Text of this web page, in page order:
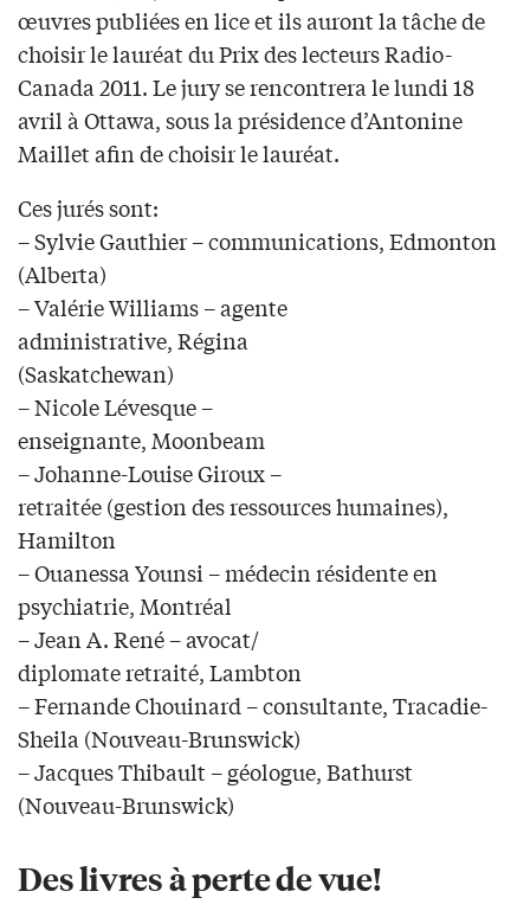
œuvres publiées en lice et ils auront la tâche de
choisir le lauréat du Prix des lecteurs Radio-
Canada 2011. Le jury se rencontrera le lundi 18
avril à Ottawa, sous la présidence d’Antonine
Maillet afin de choisir le lauréat.
Ces jurés sont:
– Sylvie Gauthier – communications, Edmonton
(Alberta)
– Valérie Williams – agente
administrative, Régina
(Saskatchewan)
– Nicole Lévesque –
enseignante, Moonbeam
– Johanne-Louise Giroux –
retraitée (gestion des ressources humaines),
Hamilton
– Ouanessa Younsi – médecin résidente en
psychiatrie, Montréal
– Jean A. René – avocat/
diplomate retraité, Lambton
– Fernande Chouinard – consultante, Tracadie-
Sheila (Nouveau-Brunswick)
– Jacques Thibault – géologue, Bathurst
(Nouveau-Brunswick)
Des livres à perte de vue!